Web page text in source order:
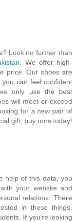
Look no further than
. We offer high-
price. Our shoes are
can feel confident
only use the best
will meet or exceed
for a new pair of
gift, buy ours today!
help of this data, you
your website and
relations. There
in these things,
If you're looking